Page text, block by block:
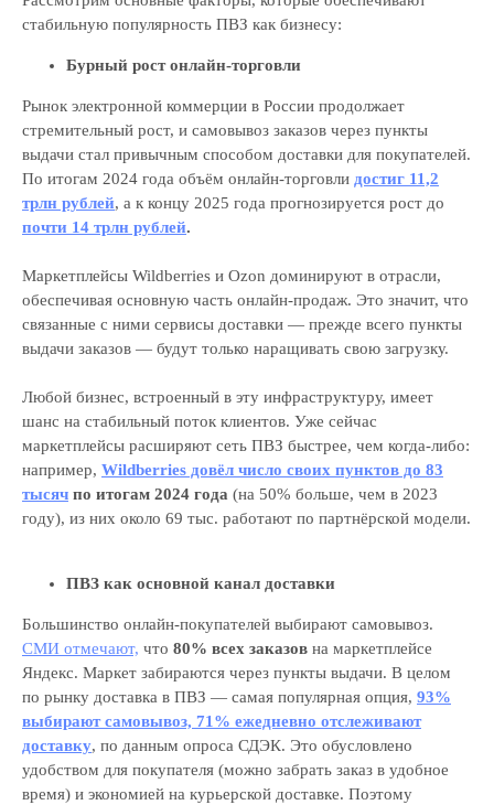
стабильную популярность ПВЗ как бизнесу:
Бурный рост онлайн-торговли
Рынок электронной коммерции в России продолжает
стремительный рост, и самовывоз заказов через пункты
выдачи стал привычным способом доставки для покупателей.
По итогам 2024 года объём онлайн-торговли достиг 11,2
трлн рублей, а к концу 2025 года прогнозируется рост до
почти 14 трлн рублей.
Маркетплейсы Wildberries и Ozon доминируют в отрасли,
обеспечивая основную часть онлайн-продаж. Это значит, что
связанные с ними сервисы доставки — прежде всего пункты
выдачи заказов — будут только наращивать свою загрузку.
Любой бизнес, встроенный в эту инфраструктуру, имеет
шанс на стабильный поток клиентов. Уже сейчас
маркетплейсы расширяют сеть ПВЗ быстрее, чем когда-либо:
например, Wildberries довёл число своих пунктов до 83
тысяч по итогам 2024 года (на 50% больше, чем в 2023
году), из них около 69 тыс. работают по партнёрской модели.
ПВЗ как основной канал доставки
Большинство онлайн-покупателей выбирают самовывоз.
СМИ отмечают, что 80% всех заказов на маркетплейсе
Яндекс. Маркет забираются через пункты выдачи. В целом
по рынку доставка в ПВЗ — самая популярная опция, 93%
выбирают самовывоз, 71% ежедневно отслеживают
доставку, по данным опроса СДЭК. Это обусловлено
удобством для покупателя (можно забрать заказ в удобное
время) и экономией на курьерской доставке. Поэтому